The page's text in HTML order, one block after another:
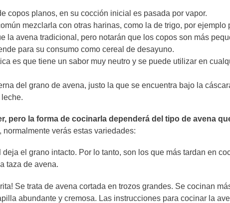
copos planos, en su cocción inicial es pasada por vapor.
mezclarla con otras harinas, como la de trigo, por ejemplo
la avena tradicional, pero notarán que los copos son más
para su consumo como cereal de desayuno.
es que tiene un sabor muy neutro y se puede utilizar en
del grano de avena, justo la que se encuentra bajo la
pero la forma de cocinarla dependerá del tipo de avena
verás estas variedades:
el grano intacto. Por lo tanto, son los que más tardan en
taza de avena.
Se trata de avena cortada en trozos grandes. Se cocinan
abundante y cremosa. Las instrucciones para cocinar la